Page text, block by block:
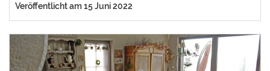
Veröffentlicht am 15 Juni 2022